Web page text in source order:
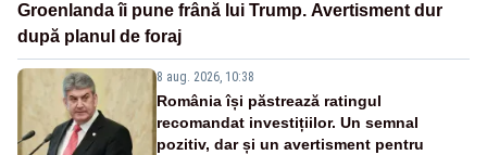
Groenlanda îi pune frână lui Trump. Avertisment dur
după planul de foraj
8 aug. 2026, 10:38
România își păstrează ratingul
recomandat investițiilor. Un semnal
pozitiv, dar și un avertisment pentru